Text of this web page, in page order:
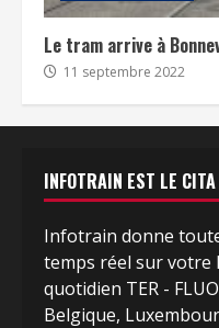
Le tram arrive à
11 septembre 2022
INFOTRAIN EST LE
Infotrain donne
temps réel sur votre
quotidien TER -
Belgique,